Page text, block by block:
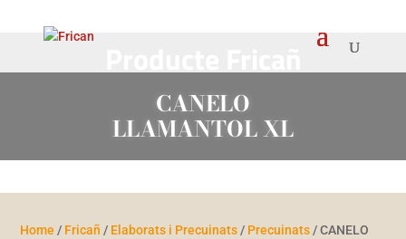
CANELO
LLAMANTOL XL
Home / Fricañ / Elaborats i Precuinats / Precuinats / CANELO